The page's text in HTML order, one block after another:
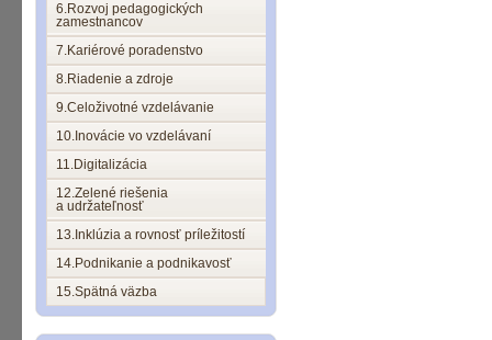
6.Rozvoj pedagogických
zamestnancov
7.Kariérové poradenstvo
8.Riadenie a zdroje
9.Celoživotné vzdelávanie
10.Inovácie vo vzdelávaní
11.Digitalizácia
12.Zelené riešenia
a udržateľnosť
13.Inklúzia a rovnosť príležitostí
14.Podnikanie a podnikavosť
15.Spätná väzba